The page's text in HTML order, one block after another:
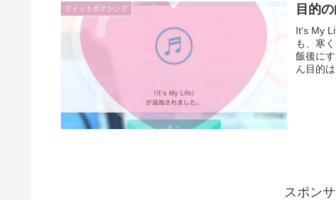
フィットボクシング 目的
It's My
も、寒
飯後に
ん目的
スポン